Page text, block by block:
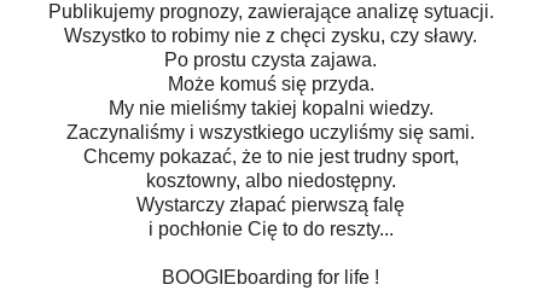
Publikujemy prognozy, zawierające analizę sytuacji.
Wszystko to robimy nie z chęci zysku, czy sławy.
Po prostu czysta zajawa.
Może komuś się przyda.
My nie mieliśmy takiej kopalni wiedzy.
Zaczynaliśmy i wszystkiego uczyliśmy się sami.
Chcemy pokazać, że to nie jest trudny sport,
kosztowny, albo niedostępny.
Wystarczy złapać pierwszą falę
i pochłonie Cię to do reszty...
BOOGIEboarding for life !